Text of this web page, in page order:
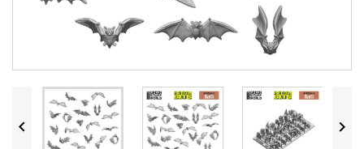
 